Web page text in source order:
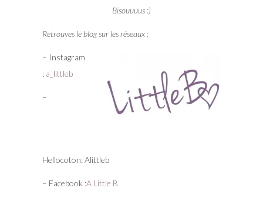
Bisouuuus :)
Retrouves le blog sur les réseaux :
– Instagram
: a_littleb
–
Hellocoton: Alittleb
– Facebook :A Little B